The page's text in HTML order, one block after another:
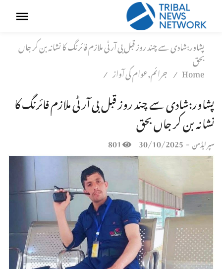
پشاور:شادی سے چند روز قبل بی آر ٹی ملازم فائرنگ کا نشانہ بن کر جاں
بحق
Home
/ جرائم,عوام کی آواز /
پشاور:شادی سے چند روز قبل بی آر ٹی ملازم فائرنگ کا
نشانہ بن کر جاں بحق
سپر ایڈمن -
30/10/2025